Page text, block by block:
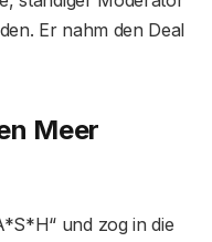
Er nahm den Deal
Meer
und zog in die